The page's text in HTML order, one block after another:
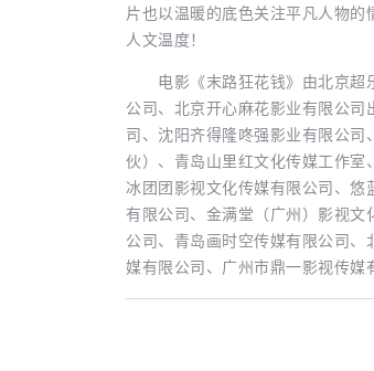
片也以温暖的底色关注平凡人物
人文温度！
电影《末路狂花钱》由北京超乐
公司、北京开心麻花影业有限公
司、沈阳齐得隆咚强影业有限公
伙）、青岛山里红文化传媒工作室
冰团团影视文化传媒有限公司、
有限公司、金满堂（广州）影视
公司、青岛画时空传媒有限公司
媒有限公司、广州市鼎一影视传媒